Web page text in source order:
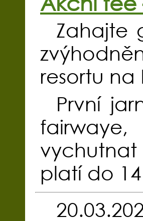
Zahajte
resortu na
První
platí do